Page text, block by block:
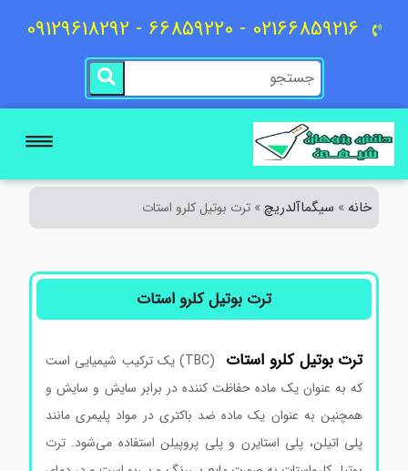
02166859216 - 66859220 - 09129618292
خانه»سیگماآلدریچ»ترت بوتیل کلرو استات
ترت بوتیل کلرو استات
ترتبوتیلکلرو استات
(TBC) یک ترکیب شیمیایی است
که به عنوان یک ماده حفاظت کننده در برابر سایش و سایش و
همچنین به عنوان یک ماده ضد باکتری در مواد پلیمری مانند
پلی اتیلن، پلی استایرن و پلی پروپیلن استفاده می‌شود. ترت